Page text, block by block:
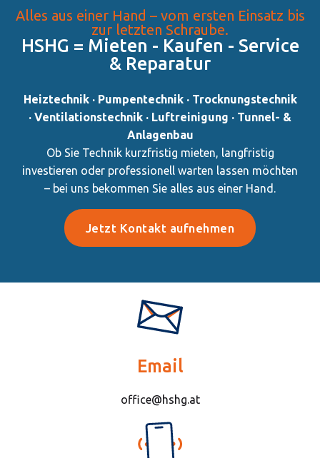
Alles aus einer Hand – vom ersten Einsatz bis
zur letzten Schraube.
HSHG = Mieten - Kaufen - Service
& Reparatur​
Heiztechnik · Pumpentechnik · Trocknungstechnik
· Ventilationstechnik · Luftreinigung · Tunnel- &
Anlagenbau
Ob Sie Technik kurzfristig mieten, langfristig
investieren oder professionell warten lassen möchten
– bei uns bekommen Sie alles aus einer Hand.
Jetzt Kontakt aufnehmen
Email
office@hshg.at